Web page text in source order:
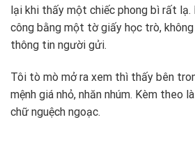
lại khi thấy một chiếc phong bì rất
công bằng một tờ giấy học trò, không
thông tin người gửi.
Tôi tò mò mở ra xem thì thấy bên
mệnh giá nhỏ, nhăn nhúm. Kèm theo
chữ nguệch ngoạc.